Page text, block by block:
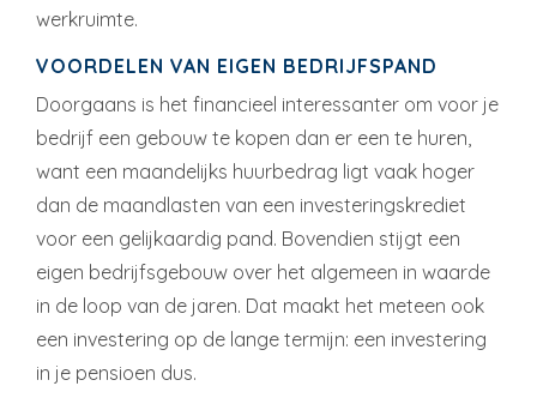
werkruimte.
VOORDELEN VAN EIGEN BEDRIJFSPAND
Doorgaans is het financieel interessanter om voor je
bedrijf een gebouw te kopen dan er een te huren,
want een maandelijks huurbedrag ligt vaak hoger
dan de maandlasten van een investeringskrediet
voor een gelijkaardig pand. Bovendien stijgt een
eigen bedrijfsgebouw over het algemeen in waarde
in de loop van de jaren. Dat maakt het meteen ook
een investering op de lange termijn: een investering
in je pensioen dus.